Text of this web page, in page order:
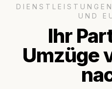
UND
Ihr
Umzüge